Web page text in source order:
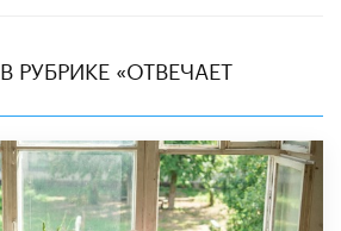
РУБРИКЕ «ОТВЕЧАЕТ